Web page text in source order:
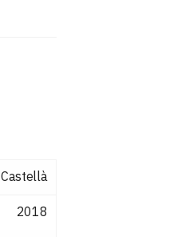
Castellà
2018